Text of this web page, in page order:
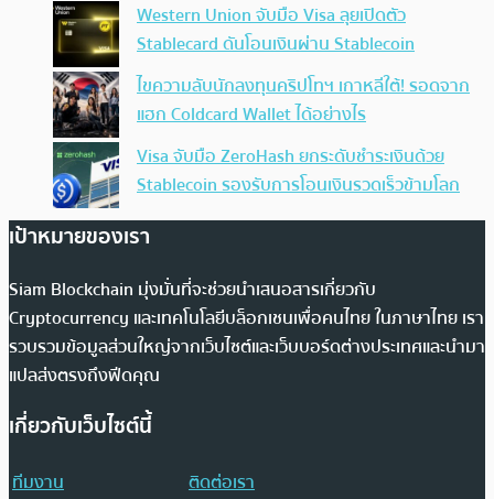
Western Union จับมือ Visa ลุยเปิดตัว
Stablecard ดันโอนเงินผ่าน Stablecoin
ไขความลับนักลงทุนคริปโทฯ เกาหลีใต้! รอดจาก
แฮก Coldcard Wallet ได้อย่างไร
Visa จับมือ ZeroHash ยกระดับชำระเงินด้วย
Stablecoin รองรับการโอนเงินรวดเร็วข้ามโลก
เป้าหมายของเรา
Siam Blockchain มุ่งมั่นที่จะช่วยนำเสนอสารเกี่ยวกับ
Cryptocurrency และเทคโนโลยีบล็อกเชนเพื่อคนไทย ในภาษาไทย เรา
รวบรวมข้อมูลส่วนใหญ่จากเว็บไซต์และเว็บบอร์ดต่างประเทศและนำมา
แปลส่งตรงถึงฟีดคุณ
เกี่ยวกับเว็บไซต์นี้
ทีมงาน
ติดต่อเรา